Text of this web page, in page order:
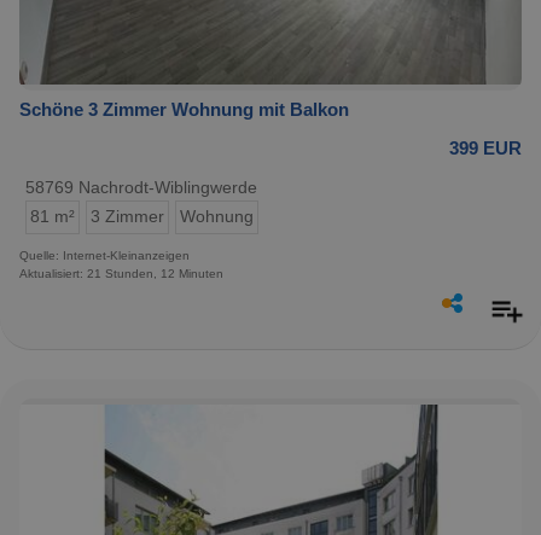
Schöne 3 Zimmer Wohnung mit Balkon
399 EUR
58769 Nachrodt-Wiblingwerde
81 m²
3 Zimmer Wohnung
Quelle: Internet-Kleinanzeigen
Aktualisiert: 21 Stunden, 12 Minuten